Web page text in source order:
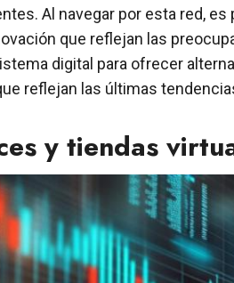
Al navegar por esta red,
que reflejan las
digital para ofrecer
reflejan las últimas
y tiendas